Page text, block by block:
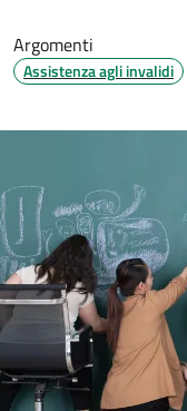
Argomenti
Assistenza agli invalidi